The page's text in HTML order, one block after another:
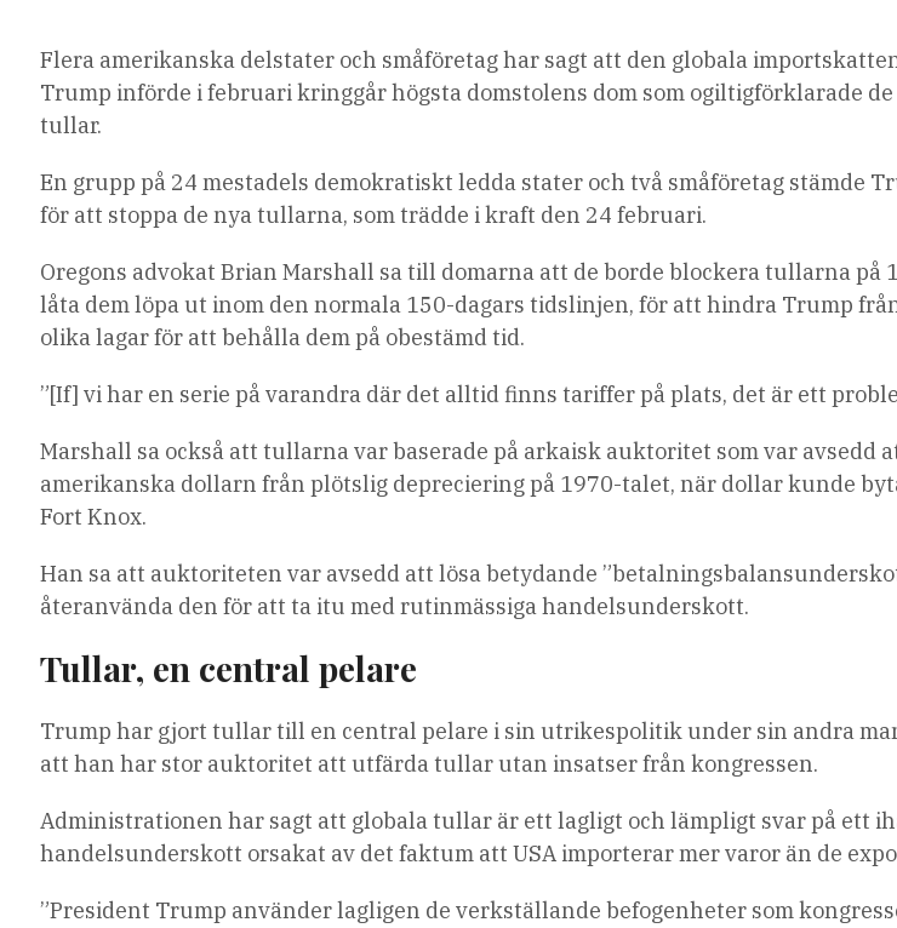
med
4
artiklar
av
listan
Flera amerikanska delstater och småföretag har sagt att den globala
Trump införde i februari kringgår högsta domstolens dom som ogiltigförklarade
tullar.
En grupp på 24 mestadels demokratiskt ledda stater och två småföretag stämde
för att stoppa de nya tullarna, som trädde i kraft den 24 februari.
Oregons advokat Brian Marshall sa till domarna att de borde blockera tullarna på
låta dem löpa ut inom den normala 150-dagars tidslinjen, för att hindra Trump
olika lagar för att behålla dem på obestämd tid.
”[If] vi har en serie på varandra där det alltid finns tariffer på plats, det är ett
Marshall sa också att tullarna var baserade på arkaisk auktoritet som var avsedd
amerikanska dollarn från plötslig depreciering på 1970-talet, när dollar kunde
Fort Knox.
Han sa att auktoriteten var avsedd att lösa betydande
återanvända den för att ta itu med rutinmässiga handelsunderskott.
Tullar, en central pelare
Trump har gjort tullar till en central pelare i sin utrikespolitik under sin andra
att han har stor auktoritet att utfärda tullar utan insatser från kongressen.
Administrationen har sagt att globala tullar är ett lagligt och lämpligt svar på ett
handelsunderskott orsakat av det faktum att USA importerar mer varor än de
”President Trump använder lagligen de verkställande befogenheter som